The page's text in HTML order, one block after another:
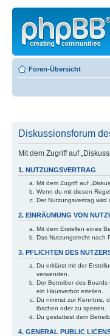
Foren-Übersicht
Diskussionsforum
Mit dem Zugriff auf
1. NUTZUNGSVERTRAG
Mit dem Zugriff auf
Wenn du mit diesen
Der Nutzungsvertrag
2. EINRÄUMUNG VON
Mit dem Erstellen eines
Das Nutzungsrecht nach
3. PFLICHTEN DES
Du erklärst mit der
verwenden.
Der Betreiber des
ein Hausverbot erteilen.
Du nimmst zur Kenntnis,
löschen oder zu sperren.
Du gestattest dem
4. GENERAL PUBLIC